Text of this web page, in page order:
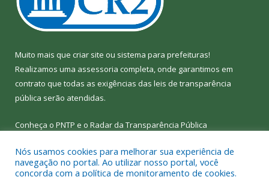
Muito mais que criar site ou sistema para prefeituras!
Realizamos uma assessoria completa, onde garantimos em
contrato que todas as exigências das leis de transparência
pública serão atendidas.
Conheça o PNTP e o Radar da Transparência Pública
Nós usamos cookies para melhorar sua experiência de
navegação no portal. Ao utilizar nosso portal, você
concorda com a política de monitoramento de cookies.